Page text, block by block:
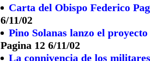
Carta del Obispo Federico
6/11/02
Pino Solanas lanzo el
Pagina 12 6/11/02
La connivencia de los